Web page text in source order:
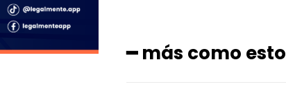
━ más como esto